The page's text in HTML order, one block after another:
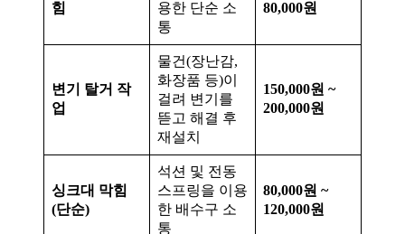
힘
용한 단순 소
통
80,000원
변기 탈거 작
업
물건(장난감,
화장품 등)이
걸려 변기를
뜯고 해결 후
재설치
150,000원 ~
200,000원
싱크대 막힘
(단순)
석션 및 전동
스프링을 이용
한 배수구 소
통
80,000원 ~
120,000원